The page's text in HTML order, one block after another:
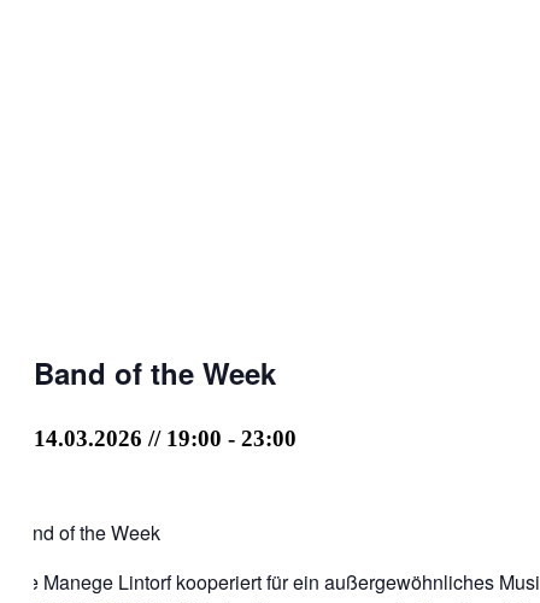
Band of the Week
14.03.2026 // 19:00 - 23:00
Band of the Week
Die Manege Lintorf kooperiert für ein außergewöhnliches